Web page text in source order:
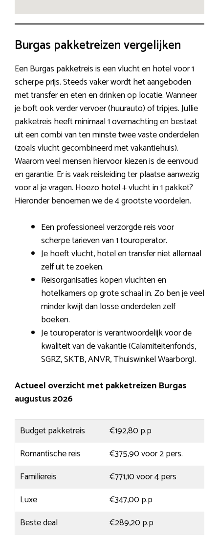
Burgas pakketreizen vergelijken
Een Burgas pakketreis is een vlucht en hotel voor 1
scherpe prijs. Steeds vaker wordt het aangeboden
met transfer en eten en drinken op locatie. Wanneer
je boft ook verder vervoer (huurauto) of tripjes. Jullie
pakketreis heeft minimaal 1 overnachting en bestaat
uit een combi van ten minste twee vaste onderdelen
(zoals vlucht gecombineerd met vakantiehuis).
Waarom veel mensen hiervoor kiezen is de eenvoud
en garantie. Er is vaak reisleiding ter plaatse aanwezig
voor al je vragen. Hoezo hotel + vlucht in 1 pakket?
Hieronder benoemen we de 4 grootste voordelen.
Een professioneel verzorgde reis voor
scherpe tarieven van 1 touroperator.
Je hoeft vlucht, hotel en transfer niet allemaal
zelf uit te zoeken.
Reisorganisaties kopen vluchten en
hotelkamers op grote schaal in. Zo ben je veel
minder kwijt dan losse onderdelen zelf
boeken.
Je touroperator is verantwoordelijk voor de
kwaliteit van de vakantie (Calamiteitenfonds,
SGRZ, SKTB, ANVR, Thuiswinkel Waarborg).
Actueel overzicht met pakketreizen Burgas
augustus 2026
Budget pakketreis
€192,80 p.p
Romantische reis
€375,90 voor 2 pers.
Familiereis
€771,10 voor 4 pers
Luxe
€347,00 p.p
Beste deal
€289,20 p.p